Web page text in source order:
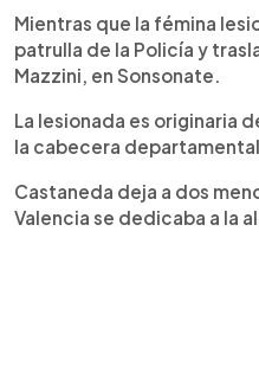
Mientras que la fémina
patrulla de la Policía y
Mazzini, en Sonsonate.
La lesionada es originaria
la cabecera
Castaneda deja a dos
Valencia se dedicaba a la